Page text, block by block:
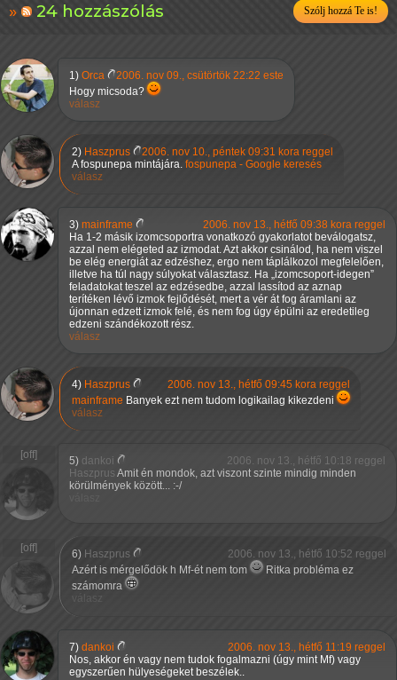
24 hozzászólás Szólj hozzá Te is!
1) Orca
2006. nov 09., csütörtök 22:22 este
Hogy micsoda?
válasz
2) Haszprus
2006. nov 10., péntek 09:31 kora reggel
A fospunepa mintájára. fospunepa - Google keresés
válasz
3) mainframe
2006. nov 13., hétfő 09:38 kora reggel
Ha 1-2 másik izomcsoportra vonatkozó gyakorlatot beválogatsz,
azzal nem elégeted az izmodat. Azt akkor csinálod, ha nem viszel
be elég energiát az edzéshez, ergo nem táplálkozol megfelelően,
illetve ha túl nagy súlyokat választasz. Ha izomcsoport-idegen
feladatokat teszel az edzésedbe, azzal lassítod az aznap
terítéken lévő izmok fejlődését, mert a vér át fog áramlani az
újonnan edzett izmok felé, és nem fog úgy épülni az eredetileg
edzeni szándékozott rész.
válasz
4) Haszprus
2006. nov 13., hétfő 09:45 kora reggel
mainframe Banyek ezt nem tudom logikailag kikezdeni
válasz
5) dankoi
2006. nov 13., hétfő 10:18 reggel
Haszprus Amit én mondok, azt viszont szinte mindig minden
körülmények között... :-/
6) Haszprus
2006. nov 13., hétfő 10:52 reggel
Azért is mérgelődök h Mf-ét nem tom
Ritka probléma ez
számomra
válasz
7) dankoi
2006. nov 13., hétfő 11:19 reggel
Nos, akkor én vagy nem tudok fogalmazni (úgy mint Mf) vagy
egyszerűen hülyeségeket beszélek..